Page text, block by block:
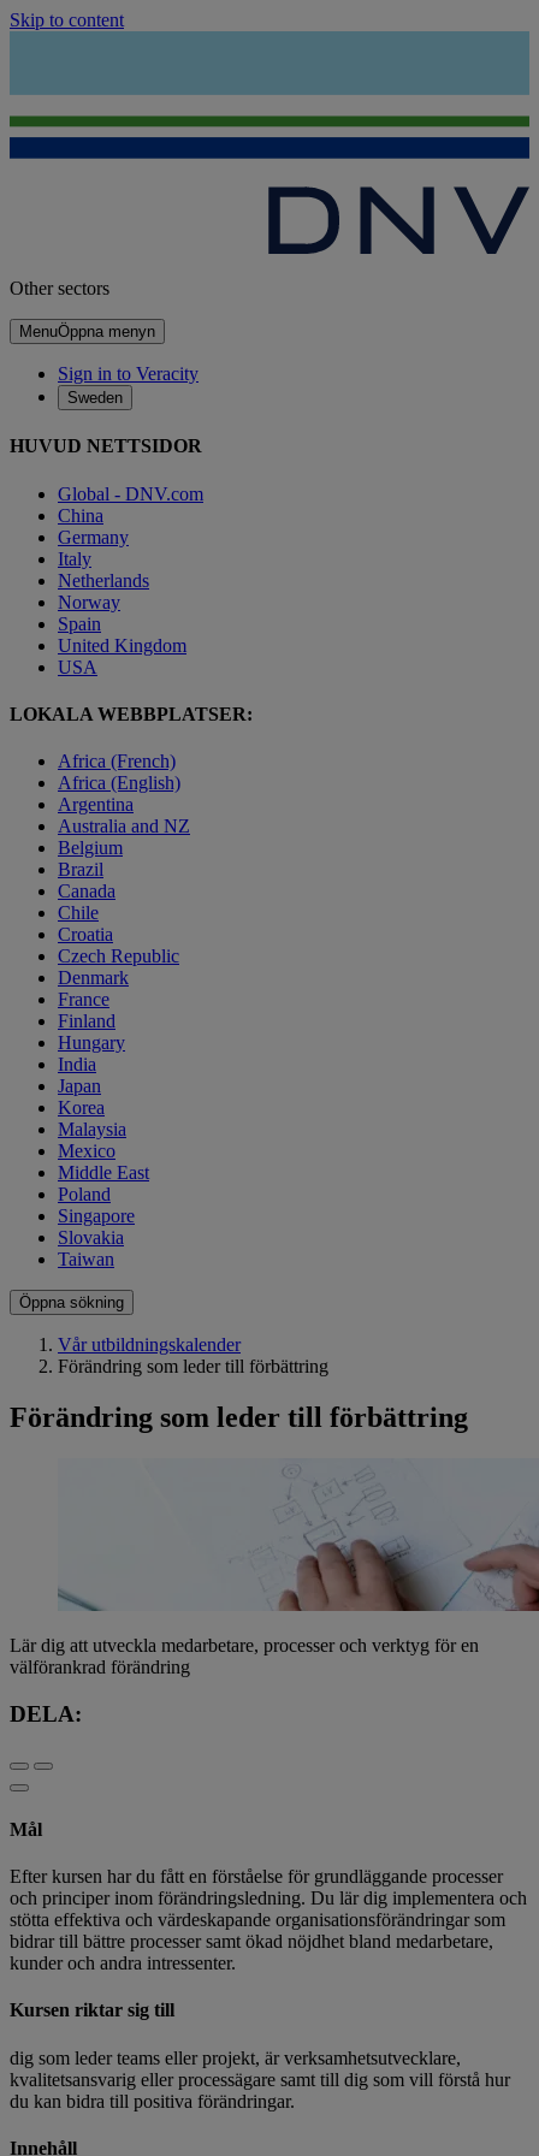
Skip to content
Other sectors
MenuÖppna menyn
Sign in to Veracity
Sweden
HUVUD NETTSIDOR
Global - DNV.com
China
Germany
Italy
Netherlands
Norway
Spain
United Kingdom
USA
LOKALA WEBBPLATSER:
Africa (French)
Africa (English)
Argentina
Australia and NZ
Belgium
Brazil
Canada
Chile
Croatia
Czech Republic
Denmark
France
Finland
Hungary
India
Japan
Korea
Malaysia
Mexico
Middle East
Poland
Singapore
Slovakia
Taiwan
Öppna sökning
Vår utbildningskalender
Förändring som leder till förbättring
Förändring som leder till förbättring
Lär dig att utveckla medarbetare, processer och verktyg för en
välförankrad förändring
DELA:
Mål
Efter kursen har du fått en förståelse för grundläggande processer
och principer inom förändringsledning. Du lär dig implementera och
stötta effektiva och värdeskapande organisationsförändringar som
bidrar till bättre processer samt ökad nöjdhet bland medarbetare,
kunder och andra intressenter.
Kursen riktar sig till
dig som leder teams eller projekt, är verksamhetsutvecklare,
kvalitetsansvarig eller processägare samt till dig som vill förstå hur
du kan bidra till positiva förändringar.
Innehåll